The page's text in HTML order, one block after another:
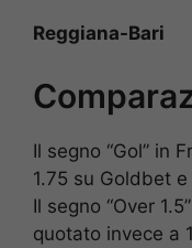
Reggiana-Bari
Il segno “Gol” in
1.75 su Goldbet e
Il segno “Over
quotato invece a